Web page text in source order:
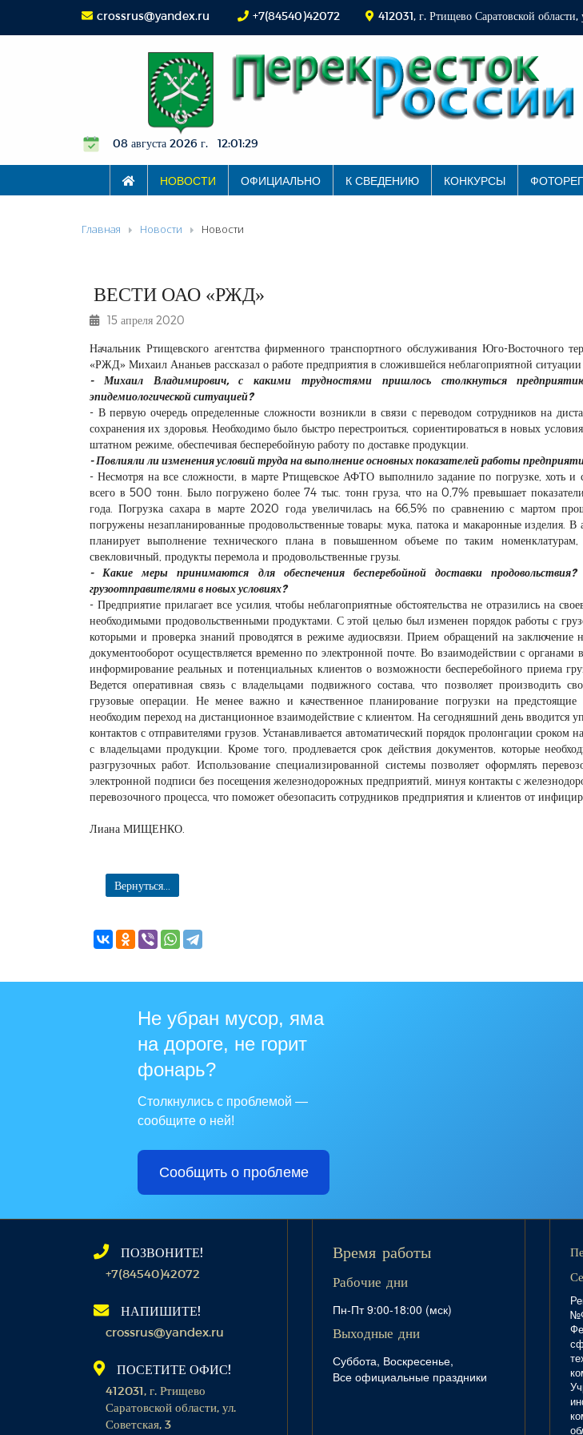
crossrus@yandex.ru +7(84540)42072 412031, г. Ртищево Саратовской области,
08 августа 2026 г. 12:01:30
НОВОСТИ ОФИЦИАЛЬНО К СВЕДЕНИЮ КОНКУРСЫ
Главная Новости Новости
ВЕСТИ ОАО «РЖД»
15 апреля 2020
Начальник Ртищевского агентства фирменного транспортного обслуживания Юго-Восточного
«РЖД» Михаил Ананьев рассказал о работе предприятия в сложившейся неблагоприятной
- Михаил Владимирович, с какими трудностями пришлось столкнуться
эпидемиологической ситуацией?
- В первую очередь определенные сложности возникли в связи с переводом сотрудников на
сохранения их здоровья. Необходимо было быстро перестроиться, сориентироваться в новых
штатном режиме, обеспечивая бесперебойную работу по доставке продукции.
- Повлияли ли изменения условий труда на выполнение основных показателей работы
- Несмотря на все сложности, в марте Ртищевское АФТО выполнило задание по погрузке, хоть
всего в 500 тонн. Было погружено более 74 тыс. тонн груза, что на 0,7% превышает
года. Погрузка сахара в марте 2020 года увеличилась на 66,5% по сравнению с мартом
погружены незапланированные продовольственные товары: мука, патока и макаронные изделия. В
планирует выполнение технического плана в повышенном объеме по таким
свекловичный, продукты перемола и продовольственные грузы.
- Какие меры принимаются для обеспечения бесперебойной доставки
грузоотправителями в новых условиях?
- Предприятие прилагает все усилия, чтобы неблагоприятные обстоятельства не отразились на
необходимыми продовольственными продуктами. С этой целью был изменен порядок работы с
которыми и проверка знаний проводятся в режиме аудиосвязи. Прием обращений на заключение
документооборот осуществляется временно по электронной почте. Во взаимодействии с органами
информирование реальных и потенциальных клиентов о возможности бесперебойного приема
Ведется оперативная связь с владельцами подвижного состава, что позволяет производить
грузовые операции. Не менее важно и качественное планирование погрузки на
необходим переход на дистанционное взаимодействие с клиентом. На сегодняшний день
контактов с отправителями грузов. Устанавливается автоматический порядок пролонгации сроком
с владельцами продукции. Кроме того, продлевается срок действия документов, которые
разгрузочных работ. Использование специализированной системы позволяет оформлять
электронной подписи без посещения железнодорожных предприятий, минуя контакты с
перевозочного процесса, что поможет обезопасить сотрудников предприятия и клиентов от
Лиана МИЩЕНКО.
Вернуться...
Не убран мусор, яма
на дороге, не горит
фонарь?
Столкнулись с проблемой —
сообщите о ней!
Сообщить о проблеме
ПОЗВОНИТЕ!
+7(84540)42072
НАПИШИТЕ!
crossrus@yandex.ru
ПОСЕТИТЕ ОФИС!
412031, г. Ртищево
Саратовской области, ул.
Советская, 3
Время работы
Рабочие дни
Пн-Пт 9:00-18:00 (мск)
Выходные дни
Суббота, Воскресенье,
Все официальные праздники